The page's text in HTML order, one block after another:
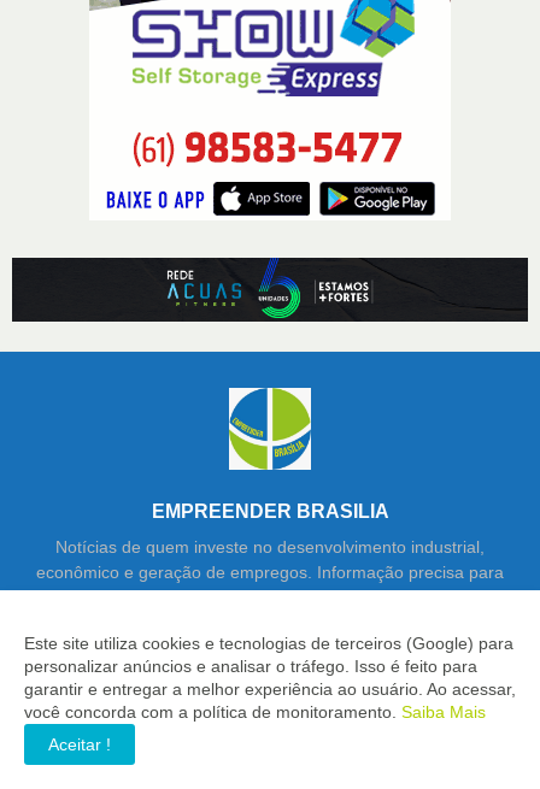
EMPREENDER BRASILIA
Notícias de quem investe no desenvolvimento industrial,
econômico e geração de empregos. Informação precisa para
quem toma decisões importantes.
Copyright ©
Este site utiliza cookies e tecnologias de terceiros (Google) para
personalizar anúncios e analisar o tráfego. Isso é feito para
garantir e entregar a melhor experiência ao usuário. Ao acessar,
você concorda com a política de monitoramento. Saiba Mais
Aceitar !